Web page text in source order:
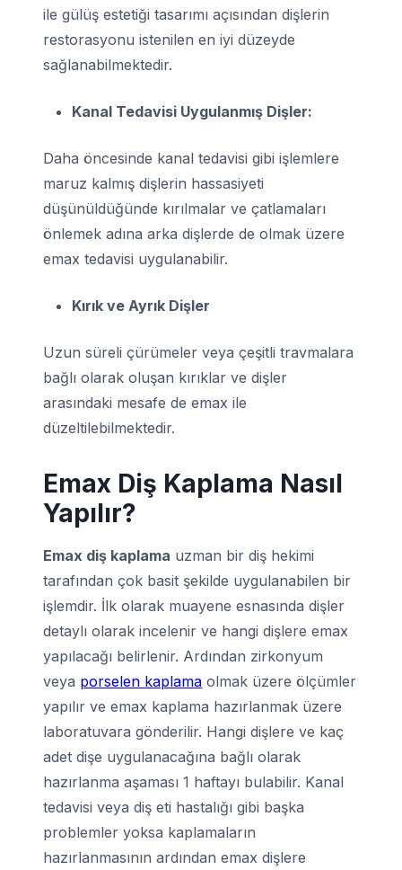
ile gülüş estetiği tasarımı açısından dişlerin
restorasyonu istenilen en iyi düzeyde
sağlanabilmektedir.
Kanal Tedavisi Uygulanmış Dişler:
Daha öncesinde kanal tedavisi gibi işlemlere
maruz kalmış dişlerin hassasiyeti
düşünüldüğünde kırılmalar ve çatlamaları
önlemek adına arka dişlerde de olmak üzere
emax tedavisi uygulanabilir.
Kırık ve Ayrık Dişler
Uzun süreli çürümeler veya çeşitli travmalara
bağlı olarak oluşan kırıklar ve dişler
arasındaki mesafe de emax ile
düzeltilebilmektedir.
Emax Diş Kaplama Nasıl
Yapılır?
Emax diş kaplama uzman bir diş hekimi
tarafından çok basit şekilde uygulanabilen bir
işlemdir. İlk olarak muayene esnasında dişler
detaylı olarak incelenir ve hangi dişlere emax
yapılacağı belirlenir. Ardından zirkonyum
veya porselen kaplama olmak üzere ölçümler
yapılır ve emax kaplama hazırlanmak üzere
laboratuvara gönderilir. Hangi dişlere ve kaç
adet dişe uygulanacağına bağlı olarak
hazırlanma aşaması 1 haftayı bulabilir. Kanal
tedavisi veya diş eti hastalığı gibi başka
problemler yoksa kaplamaların
hazırlanmasının ardından emax dişlere